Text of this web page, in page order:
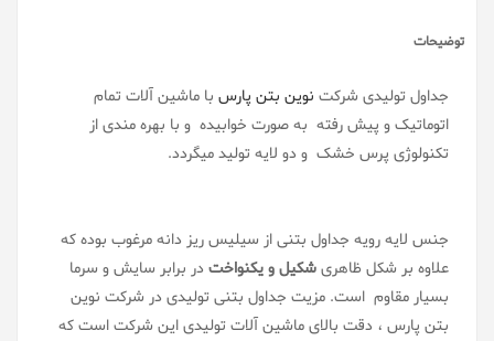
توضیحات
جداول تولیدی شرکت نوین بتن پارس با ماشین آلات تمام
اتوماتیک و پیش رفته به صورت خوابیده و با بهره مندی از
تکنولوژی پرس خشک و دو لایه تولید میگردد.
جنس لایه رویه جداول بتنی از سیلیس ریز دانه مرغوب بوده که
علاوه بر شکل ظاهریشکیل و یکنواخت در برابر سایش و سرما
بسیار مقاوم است. مزیت جداول بتنی تولیدی در شرکت نوین
بتن پارس ، دقت بالای ماشین آلات تولیدی این شرکت است که